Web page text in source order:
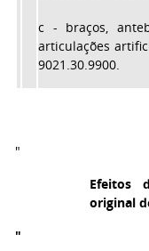
c - braços,
articulações
9021.30.9900.
"
Efeitos
original
"